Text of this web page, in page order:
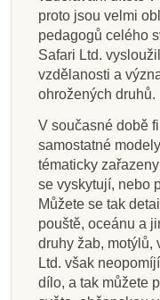
proto jsou velmi
pedagogů celého
Safari Ltd.
vzdělanosti a
ohrožených druhů.
V současné době
samostatné
tématicky
se vyskytují, nebo
Můžete se tak
pouště, oceánu a
druhy žab, motýlů,
Ltd. však
dílo, a tak můžete